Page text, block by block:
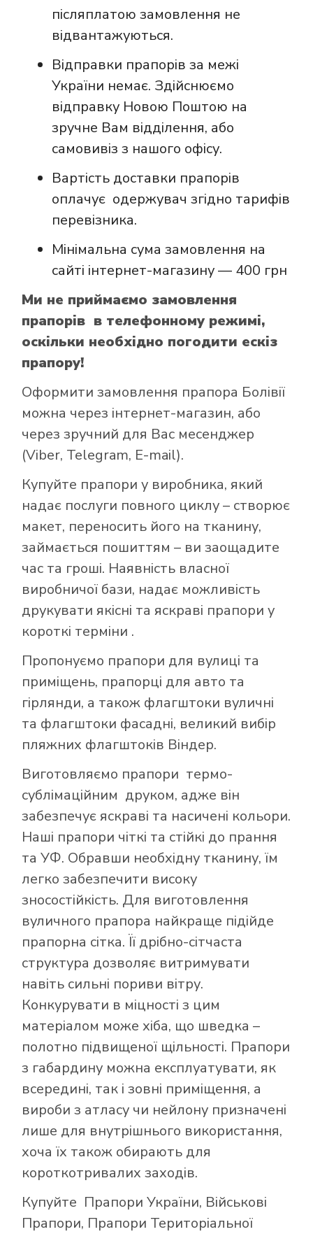
післяплатою замовлення не
відвантажуються.
Відправки прапорів за межі
України немає. Здійснюємо
відправку Новою Поштою на
зручне Вам відділення, або
самовивіз з нашого офісу.
Вартість доставки прапорів
оплачує одержувач згідно тарифів
перевізника.
Мінімальна сума замовлення на
сайті інтернет-магазину — 400 грн
Ми не приймаємо замовлення
прапорів в телефонному режимі,
оскільки необхідно погодити ескіз
прапору!
Оформити замовлення прапора Болівії
можна через інтернет-магазин, або
через зручний для Вас месенджер
(Viber, Telegram, E-mail).
Купуйте прапори у виробника, який
надає послуги повного циклу – створює
макет, переносить його на тканину,
займається пошиттям – ви заощадите
час та гроші. Наявність власної
виробничої бази, надає можливість
друкувати якісні та яскраві прапори у
короткі терміни .
Пропонуємо прапори для вулиці та
приміщень, прапорці для авто та
гірлянди, а також флагштоки вуличні
та флагштоки фасадні, великий вибір
пляжних флагштоків Віндер.
Виготовляємо прапори термо-
сублімаційним друком, адже він
забезпечує яскраві та насичені кольори.
Наші прапори чіткі та стійкі до прання
та УФ. Обравши необхідну тканину, їм
легко забезпечити високу
зносостійкість. Для виготовлення
вуличного прапора найкраще підійде
прапорна сітка. Її дрібно-сітчаста
структура дозволяє витримувати
навіть сильні пориви вітру.
Конкурувати в міцності з цим
матеріалом може хіба, що шведка –
полотно підвищеної щільності. Прапори
з габардину можна експлуатувати, як
всередині, так і зовні приміщення, а
вироби з атласу чи нейлону призначені
лише для внутрішнього використання,
хоча їх також обирають для
короткотривалих заходів.
Купуйте Прапори України, Військові
Прапори, Прапори Територіальної